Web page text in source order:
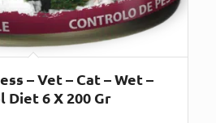
– Vet – Cat – Wet –
6 X 200 Gr